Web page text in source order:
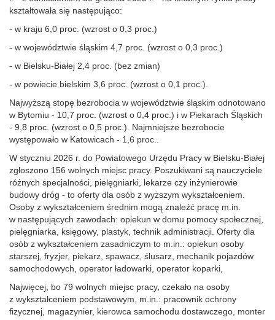
kształtowała się następująco:
- w kraju 6,0 proc. (wzrost o 0,3 proc.)
- w województwie śląskim 4,7 proc. (wzrost o 0,3 proc.)
- w Bielsku‑Białej 2,4 proc. (bez zmian)
- w powiecie bielskim 3,6 proc. (wzrost o 0,1 proc.).
Najwyższą stopę bezrobocia w województwie śląskim odnotowano
w Bytomiu - 10,7 proc. (wzrost o 0,4 proc.) i w Piekarach Śląskich
- 9,8 proc. (wzrost o 0,5 proc.). Najmniejsze bezrobocie
występowało w Katowicach - 1,6 proc..
W styczniu 2026 r. do Powiatowego Urzędu Pracy w Bielsku‑Białej
zgłoszono 156 wolnych miejsc pracy. Poszukiwani są nauczyciele
różnych specjalności, pielęgniarki, lekarze czy inżynierowie
budowy dróg - to oferty dla osób z wyższym wykształceniem.
Osoby z wykształceniem średnim mogą znaleźć pracę m.in.
w następujących zawodach: opiekun w domu pomocy społecznej,
pielęgniarka, księgowy, plastyk, technik administracji. Oferty dla
osób z wykształceniem zasadniczym to m.in.: opiekun osoby
starszej, fryzjer, piekarz, spawacz, ślusarz, mechanik pojazdów
samochodowych, operator ładowarki, operator koparki,
Najwięcej, bo 79 wolnych miejsc pracy, czekało na osoby
z wykształceniem podstawowym, m.in.: pracownik ochrony
fizycznej, magazynier, kierowca samochodu dostawczego, monter